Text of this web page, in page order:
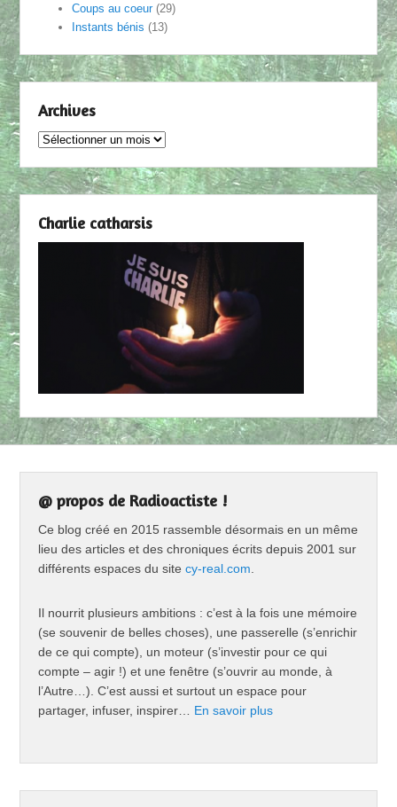
Coups au coeur(29)
Instants bénis (13)
Archives
Archives
Charlie catharsis
@ propos de Radioactiste !
Ce blog créé en 2015 rassemble désormais en un même
lieu des articles et des chroniques écrits depuis 2001 sur
différents espaces du sitecy-real.com
Il nourrit plusieurs ambitions : c’est à la fois une mémoire
(se souvenir de belles choses), une passerelle (s’enrichir
de ce qui compte), un moteur (s’investir pour ce qui
compte – agir !) et une fenêtre (s’ouvrir au monde, à
l’Autre…). C’est aussi et surtout un espace pour
partager, infuser, inspirer… En savoir plus